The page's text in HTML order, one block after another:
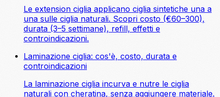
Le extension ciglia applicano ciglia sintetiche una a
una sulle ciglia naturali. Scopri costo (€60–300),
durata (3–5 settimane), refill, effetti e
controindicazioni.
Laminazione ciglia: cos'è, costo, durata e
controindicazioni
La laminazione ciglia incurva e nutre le ciglia
naturali con cheratina, senza aggiungere materiale.